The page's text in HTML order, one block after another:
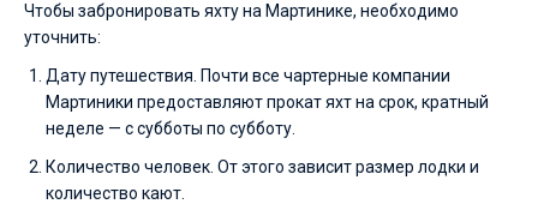
Чтобы забронировать яхту на Мартинике, необходимо
уточнить:
Дату путешествия. Почти все чартерные компании
Мартиники предоставляют прокат яхт на срок, кратный
неделе — с субботы по субботу.
Количество человек. От этого зависит размер лодки и
количество кают.